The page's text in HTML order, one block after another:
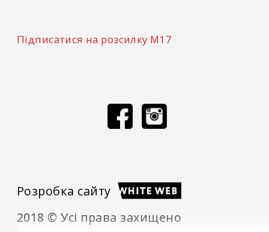
Підписатися на розсилку М17
Розробка сайту
2018 © Усі права захищено